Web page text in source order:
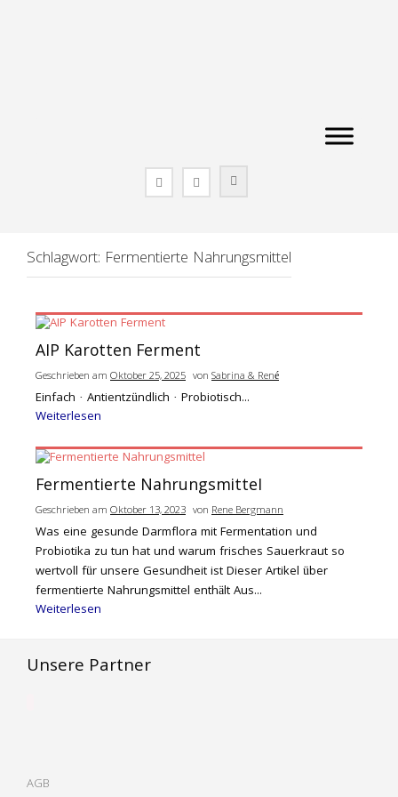
Schlagwort: Fermentierte Nahrungsmittel
AIP Karotten Ferment
Geschrieben am Oktober 25, 2025 von Sabrina & René
Einfach · Antientzündlich · Probiotisch...
Weiterlesen
Fermentierte Nahrungsmittel
Geschrieben am Oktober 13, 2023 von Rene Bergmann
Was eine gesunde Darmflora mit Fermentation und
Probiotika zu tun hat und warum frisches Sauerkraut so
wertvoll für unsere Gesundheit ist Dieser Artikel über
fermentierte Nahrungsmittel enthält Aus...
Weiterlesen
Unsere Partner
AGB